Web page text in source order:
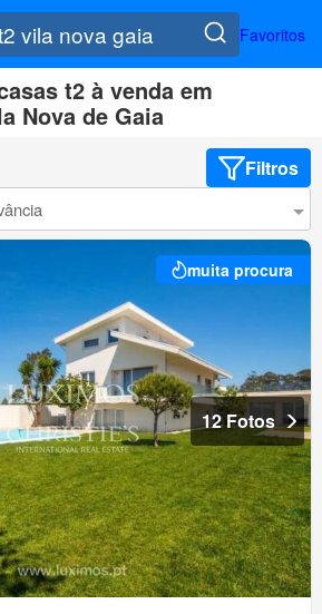
Favoritos
t2 à venda em
Nova de Gaia
Filtros
muita procura
12 Fotos